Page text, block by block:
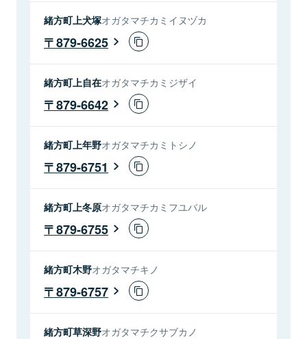
緒方町上犬塚オガタマチカミイヌヅカ
879-6625
緒方町上自在オガタマチカミジザイ
879-6642
緒方町上年野オガタマチカミトシノ
879-6751
緒方町上冬原オガタマチカミフユバル
879-6755
緒方町木野オガタマチキノ
879-6757
緒方町草深野オガタマチクサブカノ